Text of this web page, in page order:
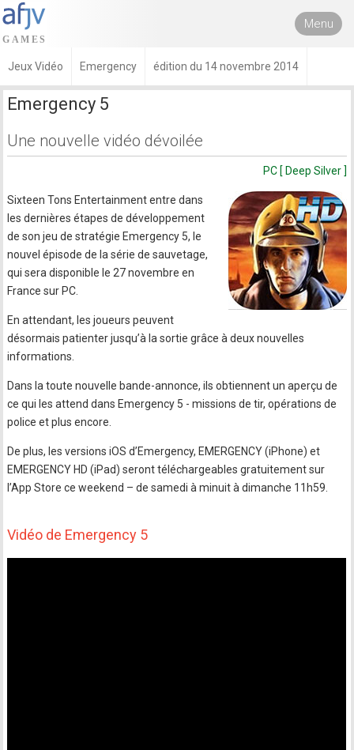
Menu
Jeux Vidéo Emergency édition du 14 novembre 2014
Emergency 5
Une nouvelle vidéo dévoilée
PC [ Deep Silver ]
Sixteen Tons Entertainment entre dans
les dernières étapes de développement
de son jeu de stratégie Emergency 5, le
nouvel épisode de la série de sauvetage,
qui sera disponible le 27 novembre en
France sur PC.
En attendant, les joueurs peuvent
désormais patienter jusqu’à la sortie grâce à deux nouvelles
informations.
Dans la toute nouvelle bande-annonce, ils obtiennent un aperçu de
ce qui les attend dans Emergency 5 - missions de tir, opérations de
police et plus encore.
De plus, les versions iOS d’Emergency, EMERGENCY (iPhone) et
EMERGENCY HD (iPad) seront téléchargeables gratuitement sur
l’App Store ce weekend – de samedi à minuit à dimanche 11h59.
Vidéo de Emergency 5